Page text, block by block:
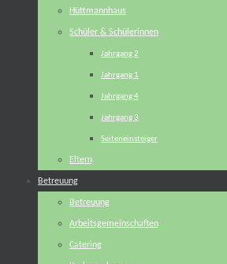
Hüttmannhaus
Schüler & Schülerinnen
Jahrgang 2
Jahrgang 1
Jahrgang 4
Jahrgang 3
Seiteneinsteiger
Eltern
Betreuung
Betreuung
Arbeitsgemeinschaften
Catering